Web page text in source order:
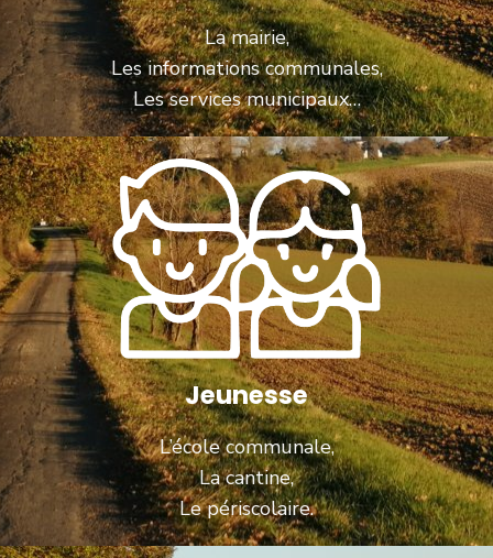
La mairie,
Les informations communales,
Les services municipaux…
Jeunesse
L’école communale,
La cantine,
Le périscolaire.